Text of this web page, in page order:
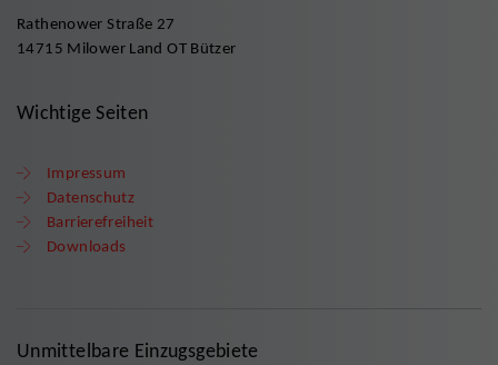
Rathenower Straße 27
14715 Milower Land OT Bützer
Wichtige Seiten
Impressum
Datenschutz
Barrierefreiheit
Downloads
Unmittelbare Einzugsgebiete